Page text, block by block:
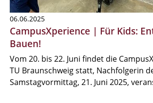
06.06.2025
CampusXperience | Für Kids:
Bauen!
Vom 20. bis 22. Juni findet die
TU Braunschweig statt, Nachfolgerin
Samstagvormittag, 21. Juni 2025,